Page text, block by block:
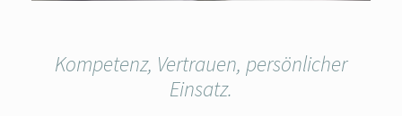
Kompetenz, Vertrauen, persönlicher
Einsatz.